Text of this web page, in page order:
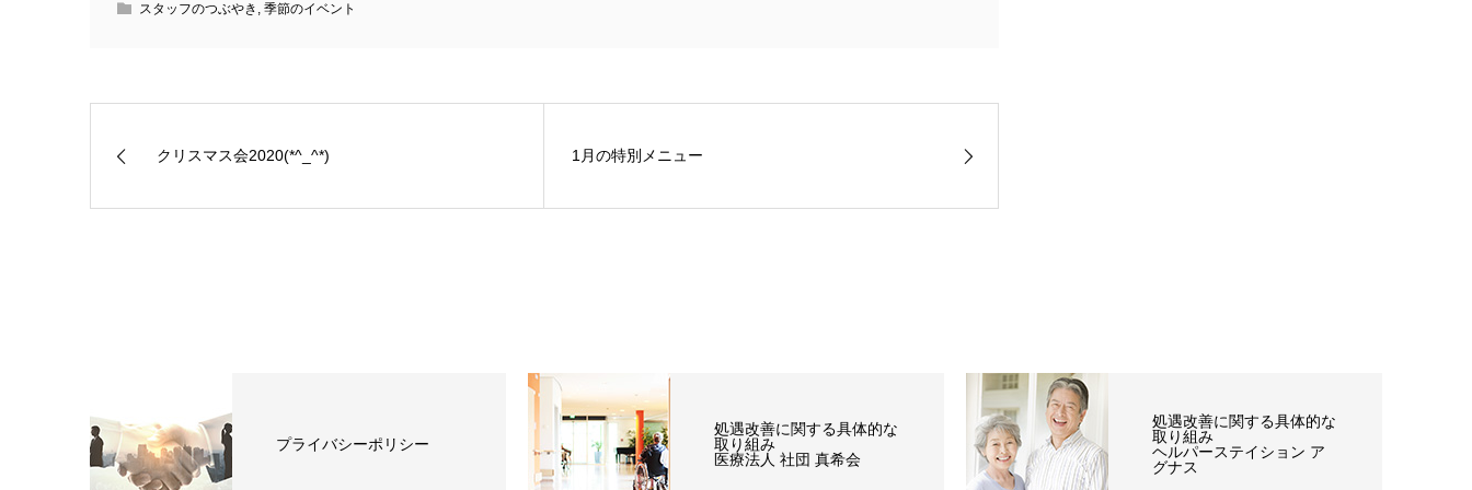
スタッフのつぶやき 季節のイベント
クリスマス会2020(*^_^*) 1月の特別メニュー
プライバシーポリシー
処遇改善に関する具体的な
取り組み
医療法人 社団 真希会
処遇改善に関する具体的な
取り組み
ヘルパーステイション ア
グナス